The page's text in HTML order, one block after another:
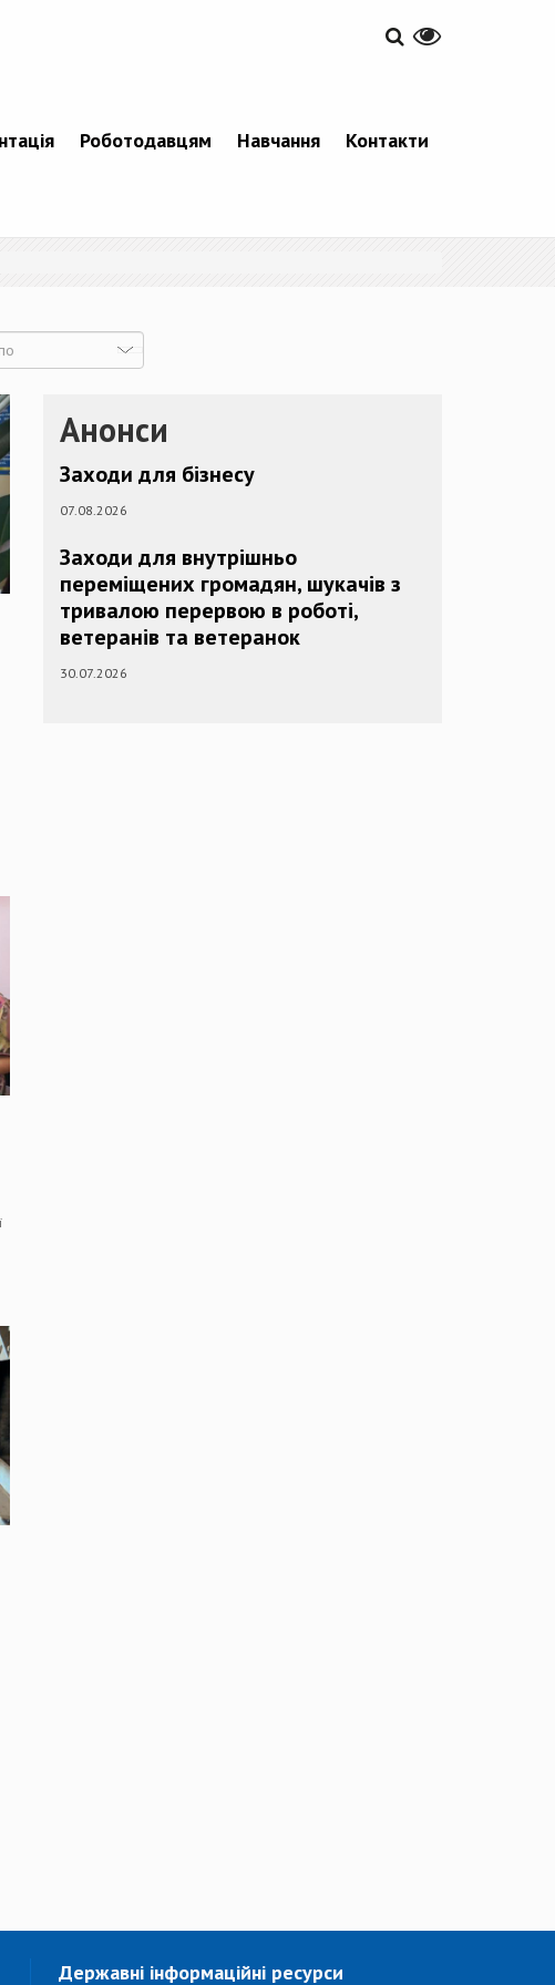
Роботодавцям Навчання Контакти
Анонси
Заходи для бізнесу
07.08.2026
Заходи для внутрішньо
переміщених громадян, шукачів з
тривалою перервою в роботі,
ветеранів та ветеранок
30.07.2026
Державні інформаційні ресурси